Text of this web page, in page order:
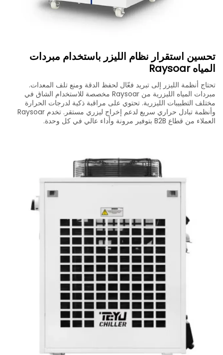
تحسين استقرار نظام الليزر باستخدام مبردات
المياه Raysoar
تحتاج أنظمة الليزر إلى تبريد فعّال لحفظ الدقة ومنع تلف المعدات.
مبردات المياه الليزرية من Raysoar مخصصة للاستخدام الشاق في
مختلف التطبيبات الليزرية. تحتوي على مراقبة ذكية لدرجات الحرارة
وأنظمة تبادل حراري سريع لدعم إخراج ليزري مستقر. تخدم Raysoar
العملاء من قطاع B2B بتوفير مرونة وأداء عالي في كل وحدة.